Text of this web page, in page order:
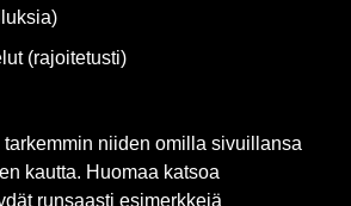
(rajoitetusti)
tarkemmin niiden omilla sivuillansa
kautta. Huomaa katsoa
runsaasti esimerkkejä